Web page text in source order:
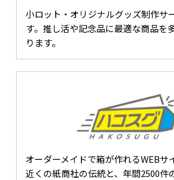
小ロット・オリジナルグッズ制作サ
す。推し活や記念品に最適な商品を
ります。
オーダーメイドで箱が作れるWEBサ
近くの紙商社の伝統と、年間2500件